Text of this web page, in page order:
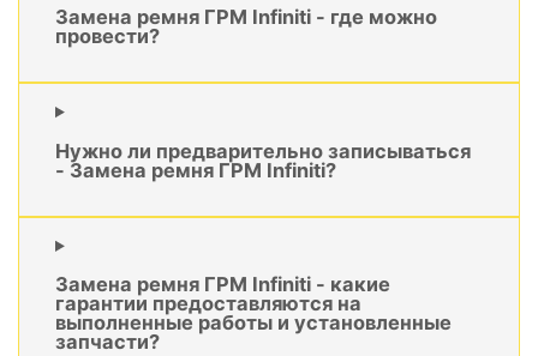
Замена ремня ГРМ Infiniti - где можно
провести?
Нужно ли предварительно записываться
- Замена ремня ГРМ Infiniti?
Замена ремня ГРМ Infiniti - какие
гарантии предоставляются на
выполненные работы и установленные
запчасти?